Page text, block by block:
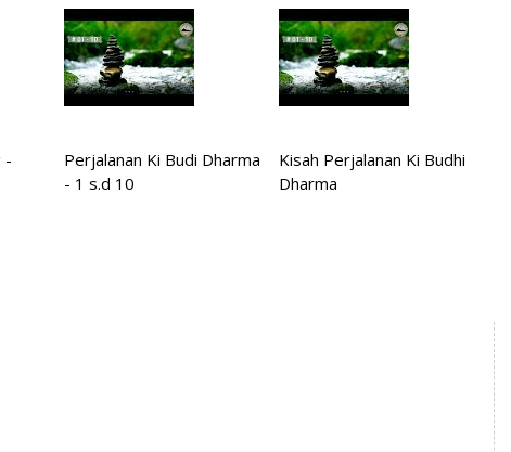
-
Perjalanan Ki Budi Dharma
- 1 s.d 10
Kisah Perjalanan Ki Budhi
Dharma